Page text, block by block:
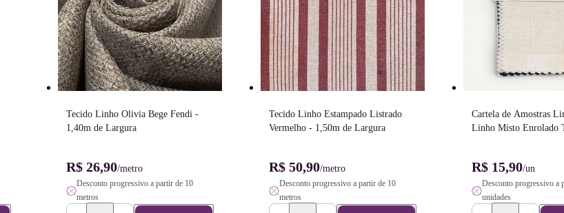
Tecido Linho Olivia Bege Fendi -
1,40m de Largura
R$ 26,90/metro
Desconto progressivo a partir de 10
metros
Tecido Linho Estampado Listrado
Vermelho - 1,50m de Largura
R$ 50,90/metro
Desconto progressivo a partir de 10
metros
Cartela de Amostras
Linho Misto Enrolado
R$ 15,90/un
Desconto progressivo a
unidades